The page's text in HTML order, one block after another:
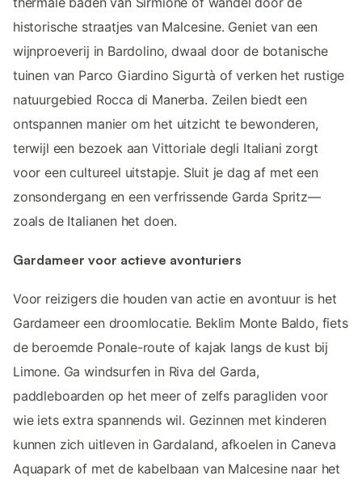
historische straatjes van Malcesine. Geniet van een
wijnproeverij in Bardolino, dwaal door de botanische
tuinen van Parco Giardino Sigurtà of verken het rustige
natuurgebied Rocca di Manerba. Zeilen biedt een
ontspannen manier om het uitzicht te bewonderen,
terwijl een bezoek aan Vittoriale degli Italiani zorgt
voor een cultureel uitstapje. Sluit je dag af met een
zonsondergang en een verfrissende Garda Spritz—
zoals de Italianen het doen.
Gardameer voor actieve avonturiers
Voor reizigers die houden van actie en avontuur is het
Gardameer een droomlocatie. Beklim Monte Baldo, fiets
de beroemde Ponale-route of kajak langs de kust bij
Limone. Ga windsurfen in Riva del Garda,
paddleboarden op het meer of zelfs paragliden voor
wie iets extra spannends wil. Gezinnen met kinderen
kunnen zich uitleven in Gardaland, afkoelen in Caneva
Aquapark of met de kabelbaan van Malcesine naar het